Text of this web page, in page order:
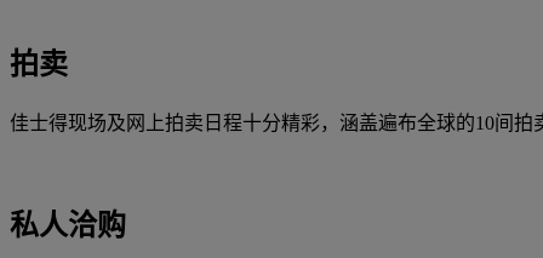
拍卖
佳士得现场及网上拍卖日程十分精彩，涵盖遍布全球的10间拍
私人洽购